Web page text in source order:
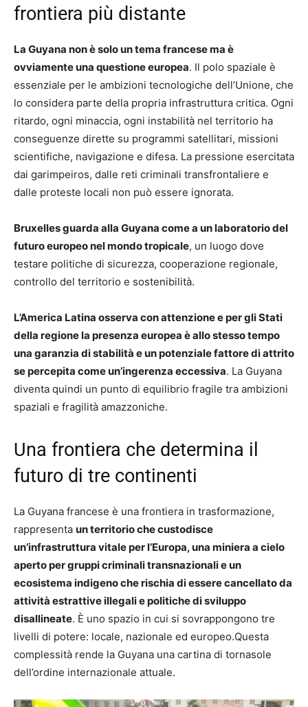
frontiera più distante
La Guyana non è solo un tema francese ma è
ovviamente una questione europea. Il polo spaziale è
essenziale per le ambizioni tecnologiche dell’Unione, che
lo considera parte della propria infrastruttura critica. Ogni
ritardo, ogni minaccia, ogni instabilità nel territorio ha
conseguenze dirette su programmi satellitari, missioni
scientifiche, navigazione e difesa. La pressione esercitata
dai garimpeiros, dalle reti criminali transfrontaliere e
dalle proteste locali non può essere ignorata.
Bruxelles guarda alla Guyana come a un laboratorio del
futuro europeo nel mondo tropicale, un luogo dove
testare politiche di sicurezza, cooperazione regionale,
controllo del territorio e sostenibilità.
L’America Latina osserva con attenzione e per gli Stati
della regione la presenza europea è allo stesso tempo
una garanzia di stabilità e un potenziale fattore di attrito
se percepita come un’ingerenza eccessiva. La Guyana
diventa quindi un punto di equilibrio fragile tra ambizioni
spaziali e fragilità amazzoniche.
Una frontiera che determina il
futuro di tre continenti
La Guyana francese è una frontiera in trasformazione,
rappresenta un territorio che custodisce
un’infrastruttura vitale per l’Europa, una miniera a cielo
aperto per gruppi criminali transnazionali e un
ecosistema indigeno che rischia di essere cancellato da
attività estrattive illegali e politiche di sviluppo
disallineate. È uno spazio in cui si sovrappongono tre
livelli di potere: locale, nazionale ed europeo.Questa
complessità rende la Guyana una cartina di tornasole
dell’ordine internazionale attuale.